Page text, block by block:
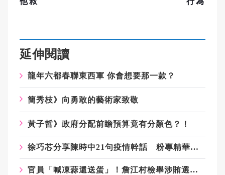
延伸閱讀
龍年六都春聯東西軍 你會想要那一款？
簡秀枝》向勇敢的藝術家致敬
黃子哲》政府分配前瞻預算竟有分顏色？！
​徐巧芯分享陳時中21句疫情幹話 粉專精華剪輯引網嘆：當時真的是囂張
官員「喊凍蒜還送蛋」！詹江村檢舉涉賄選 黃世杰競辦：扭曲事實